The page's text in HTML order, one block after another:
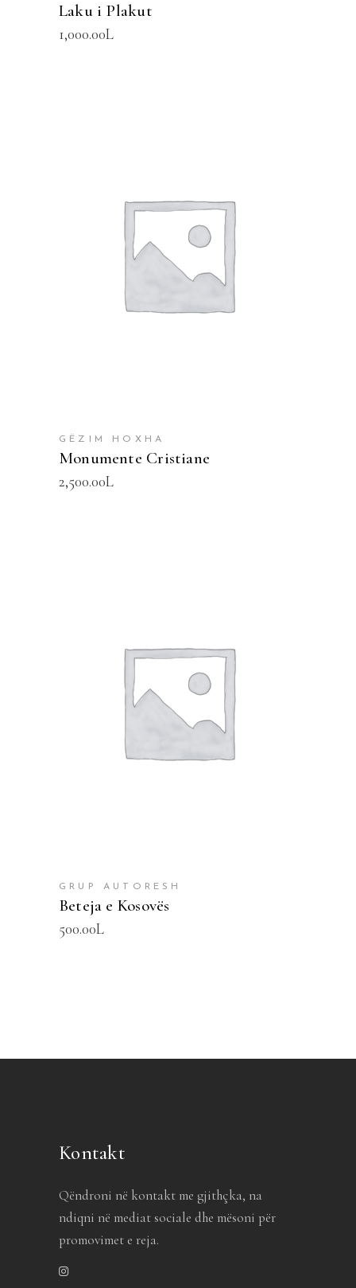
Laku i Plakut
1,000.00L
SHTOJE NË SHPORTË
GËZIM HOXHA
Monumente Cristiane
2,500.00L
SHTOJE NË SHPORTË
GRUP AUTORESH
Beteja e Kosovës
500.00L
Kontakt
Qëndroni në kontakt me gjithçka, na
ndiqni në mediat sociale dhe mësoni për
promovimet e reja.